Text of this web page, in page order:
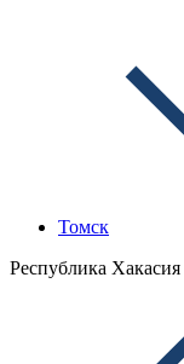
Томск
Республика Хакасия